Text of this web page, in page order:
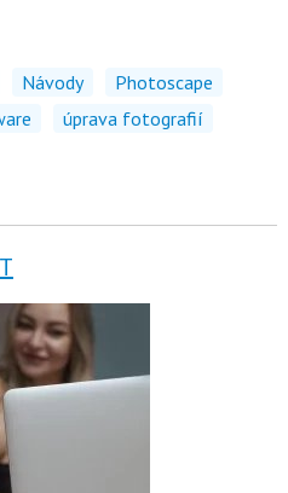
Návody
Photoscape
úprava fotografií